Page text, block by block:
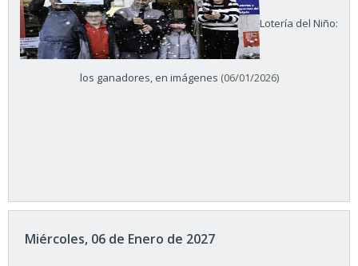
Lotería del Niño:
los ganadores, en imágenes (06/01/2026)
Miércoles, 06 de Enero de 2027